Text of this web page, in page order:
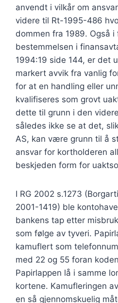
anvendt i vilkår om
videre til Rt-1995-486
dommen fra 1989. Også
bestemmelsen i
1994:19 side 144, er det
markert avvik fra vanlig
for at en handling eller
kvalifiseres som grovt
dette til grunn i den
således ikke se at det,
AS, kan være grunn til å
ansvar for kortholderen
beskjeden form for
I RG 2002 s.1273
2001-1419) ble
bankens tap etter
som følge av tyveri.
kamuflert som
med 22 og 55 foran
Papirlappen lå i samme
kortene. Kamufleringen
en så gjennomskuelig